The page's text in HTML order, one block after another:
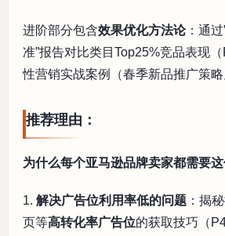
进阶部分包含效果优化方法论：通
准”报告对比类目Top25%竞品表现
性营销实战案例（春季新品推广策略
推荐理由：
为什么每个亚马逊品牌卖家都需要这
1. 解决广告位利用率低的问题 ：揭
页等高转化率广告位的获取技巧（